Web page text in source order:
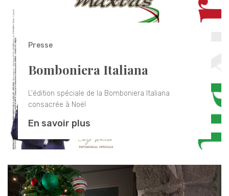
Presse
Bomboniera Italiana
L'édition spéciale de la Bomboniera Italiana
consacrée à Noël
En savoir plus